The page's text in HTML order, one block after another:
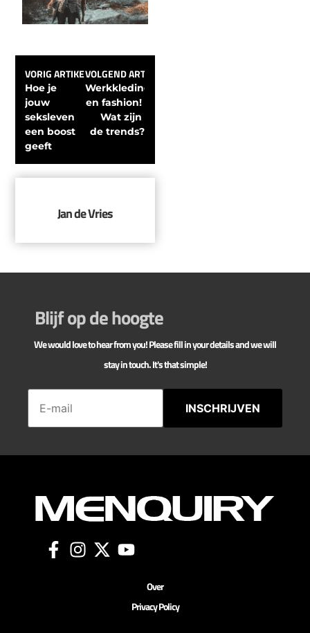
VORIG ARTIKEL
Hoe je
jouw
seksleven
een boost
geeft
VOLGEND ARTIKEL
Werkkleding
en fashion!
Wat zijn
de trends?
Jan de Vries
Blijf op de hoogte
We would love to hear from you! Please fill in your details and we will
stay in touch. It's that simple!
INSCHRIJVEN
Over
Privacy Policy